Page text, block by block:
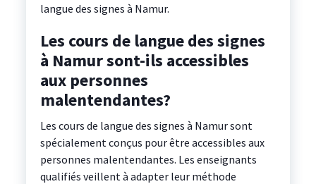
langue des signes à Namur.
Les cours de langue des signes
à Namur sont-ils accessibles
aux personnes
malentendantes?
Les cours de langue des signes à Namur sont
spécialement conçus pour être accessibles aux
personnes malentendantes. Les enseignants
qualifiés veillent à adapter leur méthode